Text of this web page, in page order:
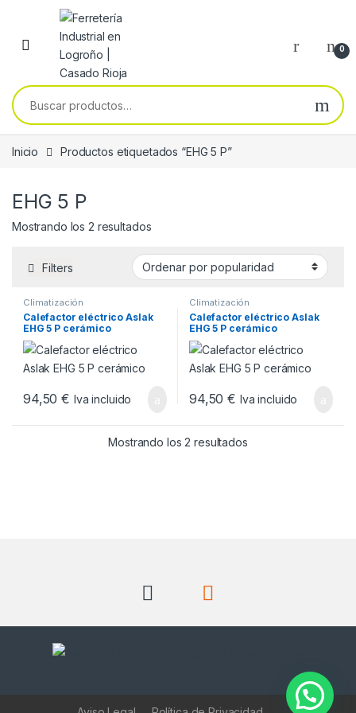
Skip to navigation
Skip to content
0
Buscar por:
Inicio Productos etiquetados “EHG 5 P”
EHG 5 P
Mostrando los 2 resultadosOrdenado por popularidad
Filters
Climatización
Calefactor eléctrico Aslak
EHG 5 P cerámico
94,50€ Iva incluido
Climatización
Calefactor eléctrico Aslak
EHG 5 P cerámico
94,50€ Iva incluido
Mostrando los 2 resultadosOrdenado por